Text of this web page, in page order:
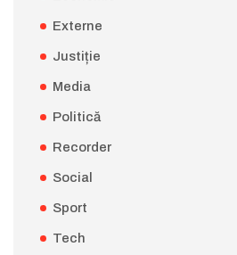
Externe
Justiție
Media
Politică
Recorder
Social
Sport
Tech